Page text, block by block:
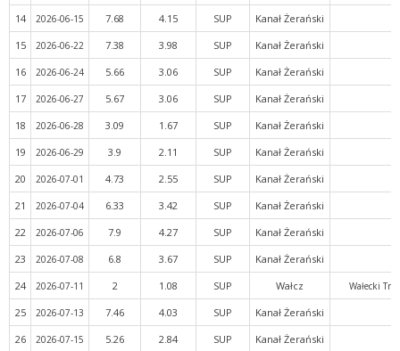
14
2026-06-15 7.68 4.15 SUP
Kanał Żerański
15
2026-06-22 7.38 3.98 SUP
Kanał Żerański
16
2026-06-24 5.66 3.06 SUP
Kanał Żerański
17
2026-06-27 5.67 3.06 SUP
Kanał Żerański
18
2026-06-28 3.09 1.67 SUP
Kanał Żerański
19
2026-06-29 3.9 2.11 SUP
Kanał Żerański
20
2026-07-01 4.73 2.55 SUP
Kanał Żerański
21
2026-07-04 6.33 3.42 SUP
Kanał Żerański
22
2026-07-06 7.9 4.27 SUP
Kanał Żerański
23
2026-07-08 6.8 3.67 SUP
Kanał Żerański
24
2026-07-11 2 1.08 SUP Wałcz Wałecki
25 2026-07-13 7.46 4.03 SUP
Kanał Żerański
26
2026-07-15 5.26 2.84 SUP Kanał Żerański